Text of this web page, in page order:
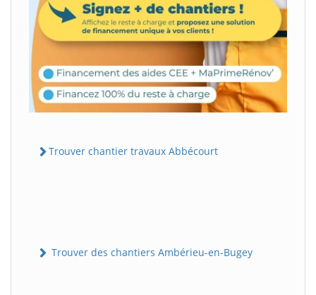
Trouver chantier travaux Abbécourt
Trouver des chantiers Ambérieu-en-Bugey